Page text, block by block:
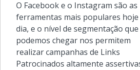
O Facebook e o Instagram são as
ferramentas mais populares hoje
dia, e o nível de segmentação que
podemos chegar nos permitem
realizar campanhas de Links
Patrocinados altamente